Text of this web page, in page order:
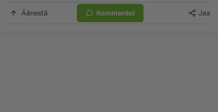
Äänestä Kommentoi Jaa